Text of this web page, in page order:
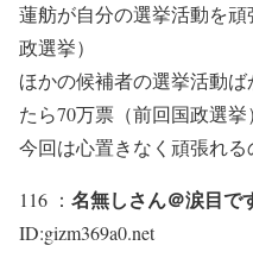
蓮舫が自分の選挙活動を
政選挙）
ほかの候補者の選挙活動
たら70万票（前回国政選挙）
今回は心置きなく頑張れる
116 ： 名無しさん＠涙目で
ID:gizm369a0.net